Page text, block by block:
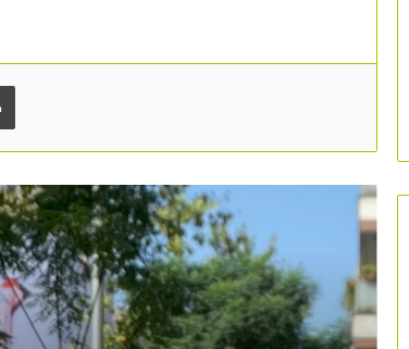
temporada d’estiu
Quin impacte tindrà el viatge del papa
Lleó XIV en el sector turístic espanyol?
L’Informe Fènix atribueix al turisme